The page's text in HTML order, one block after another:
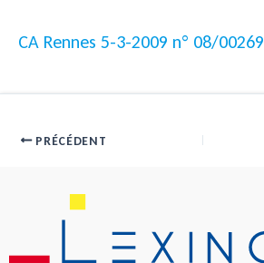
CA Rennes 5-3-2009 n° 08/00269
PRÉCÉDENT